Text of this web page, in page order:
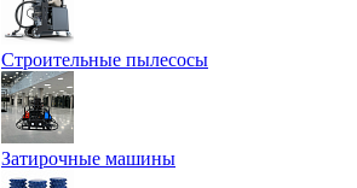
Строительные пылесосы
Затирочные машины